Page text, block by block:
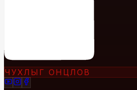
ЧУХЛЫГ ОНЦЛОВ